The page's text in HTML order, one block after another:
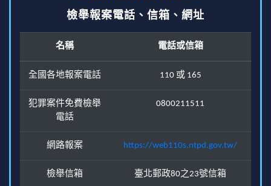
檢舉報案電話、信箱、網址
名稱 電話或信箱
全國各地報案電話 110 或 165
犯罪案件免費檢舉
電話
0800211511
網路報案 https://web110s.ntpd.gov.tw/
檢舉信箱 臺北郵政80之23號信箱